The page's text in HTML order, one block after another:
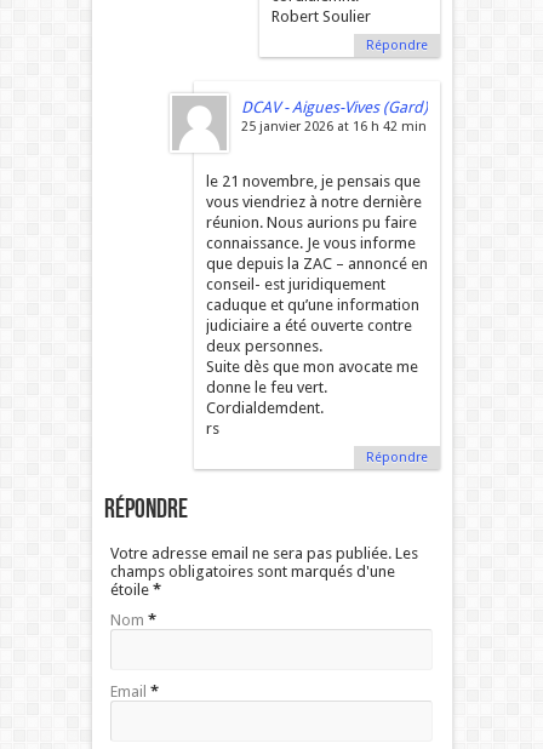
Robert Soulier
Répondre
DCAV - Aigues-Vives (Gard)
25 janvier 2026 at 16 h 42 min
le 21 novembre, je pensais que
vous viendriez à notre dernière
réunion. Nous aurions pu faire
connaissance. Je vous informe
que depuis la ZAC – annoncé en
conseil- est juridiquement
caduque et qu’une information
judiciaire a été ouverte contre
deux personnes.
Suite dès que mon avocate me
donne le feu vert.
Cordialdemdent.
rs
Répondre
Répondre
Votre adresse email ne sera pas publiée. Les
champs obligatoires sont marqués d'une
étoile *
Nom *
Email *